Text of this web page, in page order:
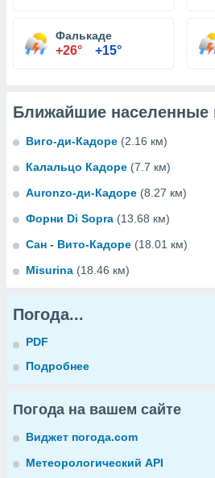
Фалькаде
+26° +15°
Ближайшие населенные
Виго-ди-Кадоре (2.16 км)
Калальцо Кадоре (7.7 км)
Auronzo-ди-Кадоре (8.27 км)
Форни Di Sopra (13.68 км)
Сан - Вито-Кадоре (18.01 км)
Misurina (18.46 км)
Погода...
PDF
Подробнее
Погода на вашем сайте
Виджет погода.com
Метеорологический API